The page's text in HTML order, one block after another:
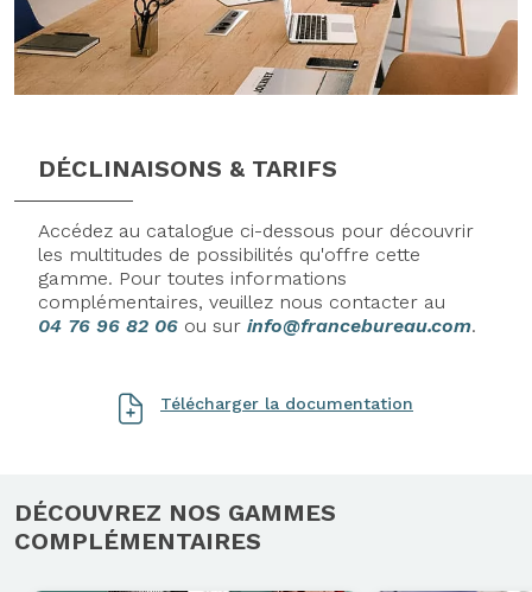
DÉCLINAISONS & TARIFS
Accédez au catalogue ci-dessous pour découvrir
les multitudes de possibilités qu'offre cette
gamme. Pour toutes informations
complémentaires, veuillez nous contacter au
04 76 96 82 06 ou sur info@francebureau.com.
Télécharger la documentation
DÉCOUVREZ NOS GAMMES
COMPLÉMENTAIRES